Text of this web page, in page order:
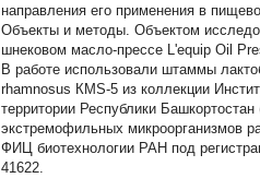
направления его применения в
Объекты и методы. Объектом
шнековом масло-прессе L'equip Oil
В работе использовали штаммы
rhamnosus КМS-5 из коллекции
территории Республики
экстремофильных микроорганизмов
ФИЦ биотехнологии РАН под
41622.